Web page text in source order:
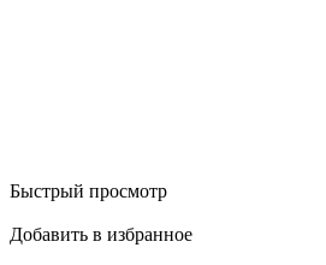
Быстрый просмотр
Добавить в избранное